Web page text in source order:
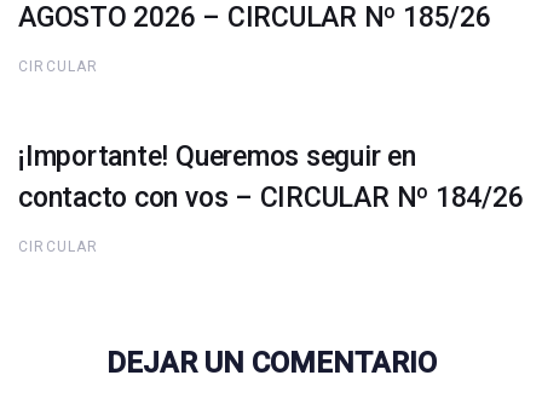
AGOSTO 2026 – CIRCULAR Nº 185/26
CIRCULAR
¡Importante! Queremos seguir en
contacto con vos – CIRCULAR Nº 184/26
CIRCULAR
DEJAR UN COMENTARIO